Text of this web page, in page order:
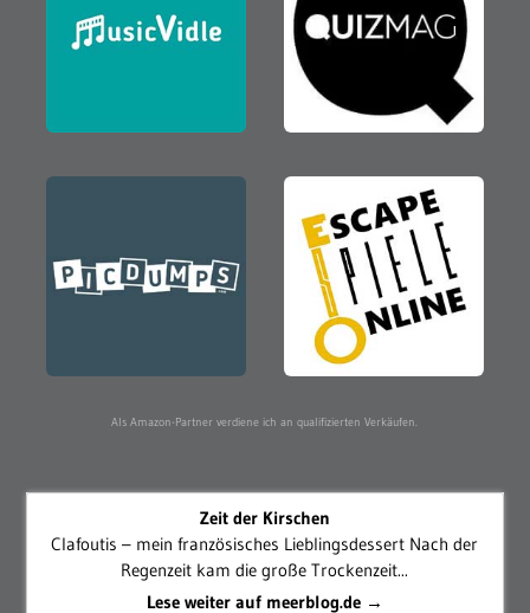
Als Amazon-Partner verdiene ich an qualifizierten Verkäufen.
Zeit der Kirschen
Clafoutis – mein französisches Lieblingsdessert Nach der
Regenzeit kam die große Trockenzeit...
Lese weiter auf meerblog.de →